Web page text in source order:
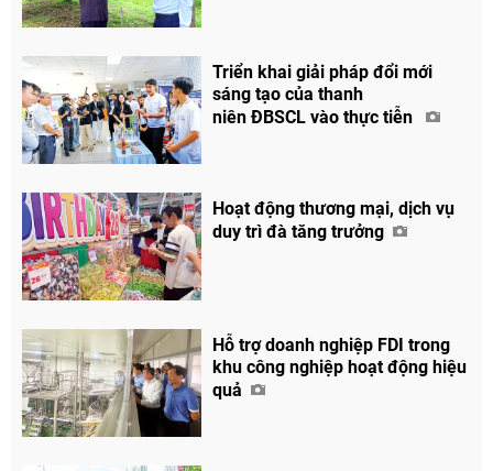
Triển khai giải pháp đổi mới
sáng tạo của thanh
niên ĐBSCL vào thực tiễn
Hoạt động thương mại, dịch vụ
duy trì đà tăng trưởng
Hỗ trợ doanh nghiệp FDI trong
khu công nghiệp hoạt động hiệu
quả